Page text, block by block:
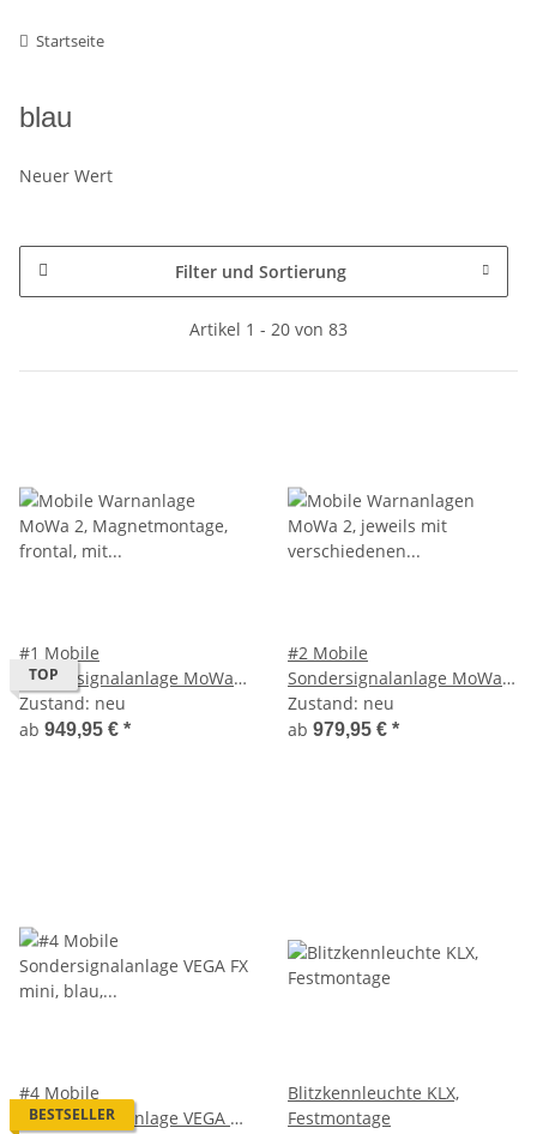
Startseite
blau
Neuer Wert
Filter und Sortierung
Artikel 1 - 20 von 83
TOP
#1 Mobile
Sondersignalanlage MoWa
2, Magnetmontage
Zustand: neu
ab 949,95 € *
#2 Mobile
Sondersignalanlage MoWa
2, Magnetmontage,
beschriftet
Zustand: neu
ab 979,95 € *
BESTSELLER
#4 Mobile
Sondersignalanlage VEGA FX
Blitzkennleuchte KLX,
Festmontage